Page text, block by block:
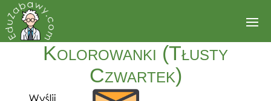
Kolorowanki (Tłusty
Czwartek)